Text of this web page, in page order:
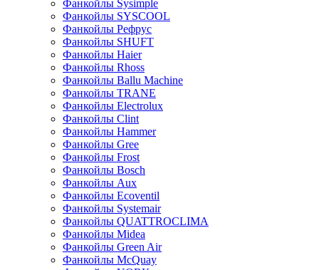
Фанкойлы Sysimple
Фанкойлы SYSCOOL
Фанкойлы Рефрус
Фанкойлы SHUFT
Фанкойлы Haier
Фанкойлы Rhoss
Фанкойлы Ballu Machine
Фанкойлы TRANE
Фанкойлы Electrolux
Фанкойлы Clint
Фанкойлы Hammer
Фанкойлы Gree
Фанкойлы Frost
Фанкойлы Bosch
Фанкойлы Aux
Фанкойлы Ecoventil
Фанкойлы Systemair
Фанкойлы QUATTROCLIMA
Фанкойлы Midea
Фанкойлы Green Air
Фанкойлы McQuay